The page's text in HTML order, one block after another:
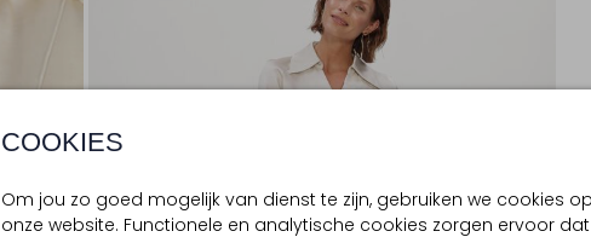
COOKIES
Om jou zo goed mogelijk van dienst te zijn, gebruiken we cookies op
onze website. Functionele en analytische cookies zorgen ervoor